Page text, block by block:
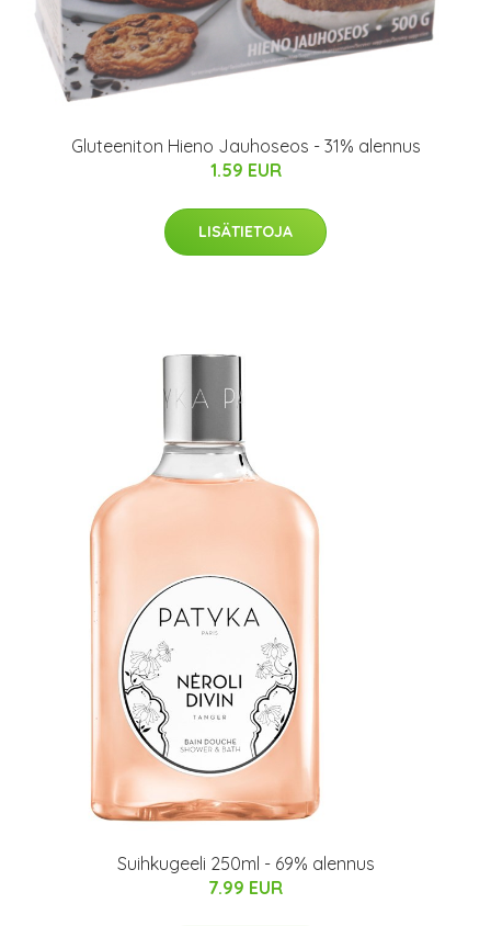
Gluteeniton Hieno Jauhoseos - 31% alennus
1.59 EUR
LISÄTIETOJA
Suihkugeeli 250ml - 69% alennus
7.99 EUR